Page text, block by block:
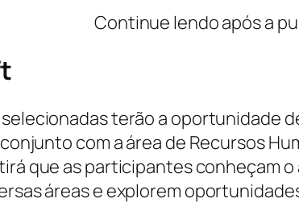
Continue lendo após a
terão a oportunidade
com a área de Recursos
que as participantes conheçam
áreas e explorem